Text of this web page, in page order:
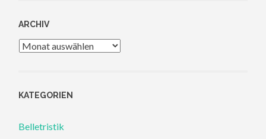
ARCHIV
Archiv
KATEGORIEN
Belletristik